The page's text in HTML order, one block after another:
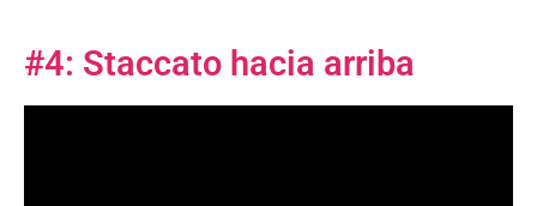
#4: Staccato hacia arriba